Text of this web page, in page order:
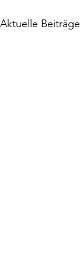
Aktuelle Beiträge